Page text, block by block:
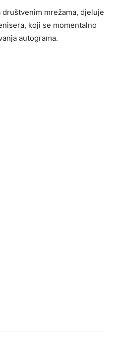
mrežama, djeluje
koji se momentalno
autograma.